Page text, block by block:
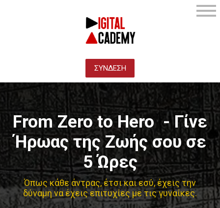
ΣΥΝΔΕΣΗ
From Zero to Hero - Γίνε
Ήρωας της Ζωής σου σε
5 Ώρες
Όπως κάθε άντρας, έτσι και εσύ, έχεις την
δύναμη να έχεις επιτυχίες με τις γυναίκες.